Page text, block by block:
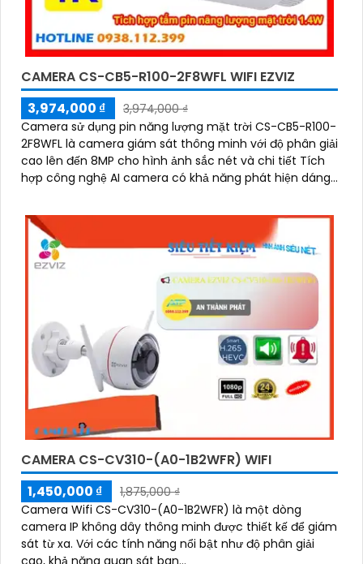
CAMERA CS-CB5-R100-2F8WFL WIFI EZVIZ
3,974,000 ₫
3,974,000 ₫
Camera sử dụng pin năng lượng mặt trời CS-CB5-R100-
2F8WFL là camera giám sát thông minh với độ phân giải
cao lên đến 8MP cho hình ảnh sắc nét và chi tiết Tích
hợp công nghệ AI camera có khả năng phát hiện dáng
Thiết kế bền bỉ chống nước IP65 phù hợp lắp đặt trong
mọi điều kiện thời tiết. Camera An Ninh CS-CB5-R100-
2F8WFL có khả năng còi hú, đèn chớp báo động, Wifi
Không Dây, chức năng AI deep learning phân biệt người
CAMERA CS-CV310-(A0-1B2WFR) WIFI
1,450,000 ₫
1,875,000 ₫
Camera Wifi CS-CV310-(A0-1B2WFR) là một dòng
camera IP không dây thông minh được thiết kế để giám
sát từ xa. Với các tính năng nổi bật như độ phân giải
cao, khả năng quan sát ban...